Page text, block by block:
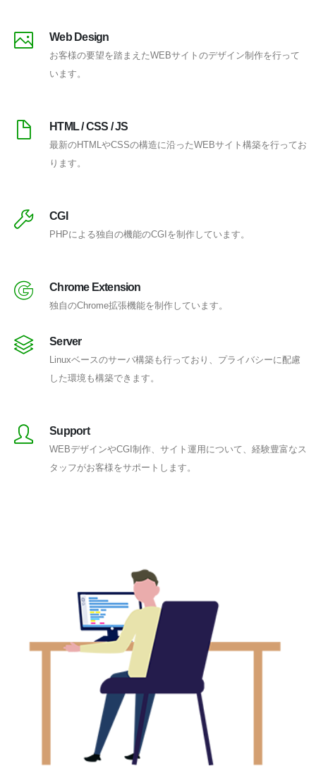
Web Design
お客様の要望を踏まえたWEBサイトのデザイン制作を行って
います。
HTML / CSS / JS
最新のHTMLやCSSの構造に沿ったWEBサイト構築を行ってお
ります。
CGI
PHPによる独自の機能のCGIを制作しています。
Chrome Extension
独自のChrome拡張機能を制作しています。
Server
Linuxベースのサーバ構築も行っており、プライバシーに配慮
した環境も構築できます。
Support
WEBデザインやCGI制作、サイト運用について、経験豊富なス
タッフがお客様をサポートします。